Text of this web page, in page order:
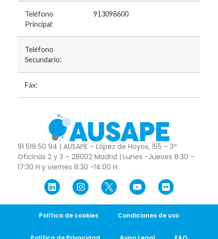
Teléfono
Principal:
913098600
Teléfono
Secundario:
Fáx:
91 519 50 94 | AUSAPE – López de Hoyos, 155 – 3º
Oficinas 2 y 3 – 28002 Madrid | Lunes -Jueves 8:30 –
17:30 H y viernes 8:30 -14:00 H
Política de cookies Condiciones de uso